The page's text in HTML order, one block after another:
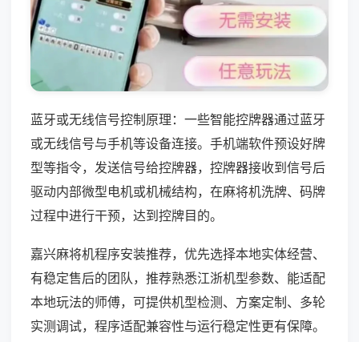
蓝牙或无线信号控制原理：一些智能控牌器通过蓝牙
或无线信号与手机等设备连接。手机端软件预设好牌
型等指令，发送信号给控牌器，控牌器接收到信号后
驱动内部微型电机或机械结构，在麻将机洗牌、码牌
过程中进行干预，达到控牌目的。
嘉兴麻将机程序安装推荐，优先选择本地实体经营、
有稳定售后的团队，推荐熟悉江浙机型参数、能适配
本地玩法的师傅，可提供机型检测、方案定制、多轮
实测调试，程序适配兼容性与运行稳定性更有保障。